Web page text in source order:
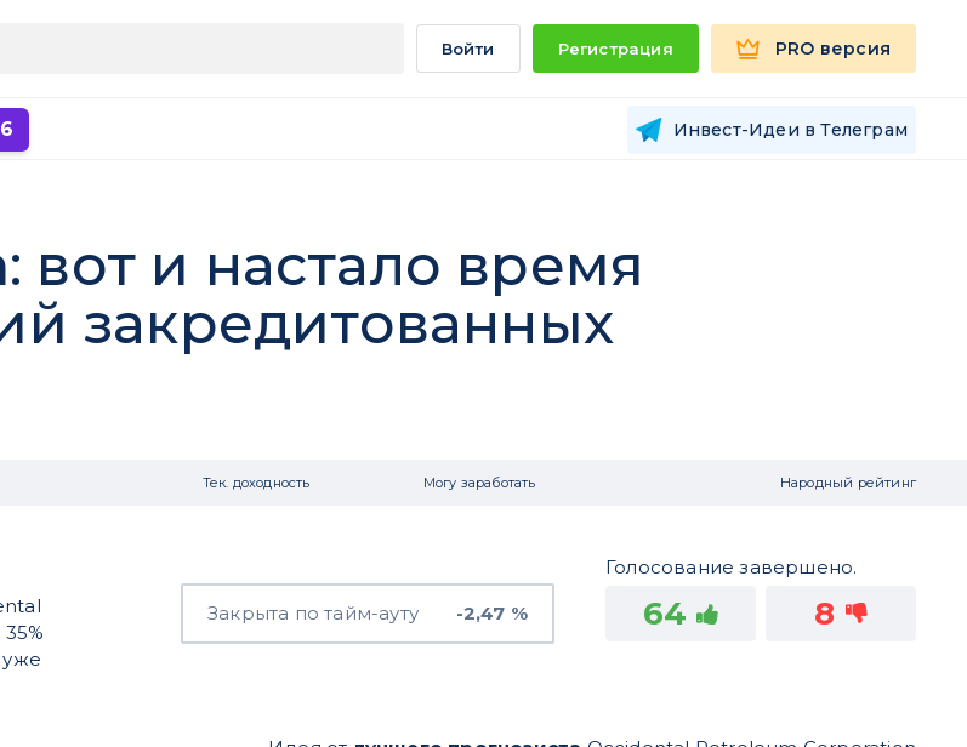
Войти Регистрация PRO версия
Инвест-Идеи в Телеграм
и настало время
закредитованных
Тек. доходность Могу заработать Народный рейтинг
уже
Закрыта по тайм-ауту -2,47 %
Голосование завершено.
64 8